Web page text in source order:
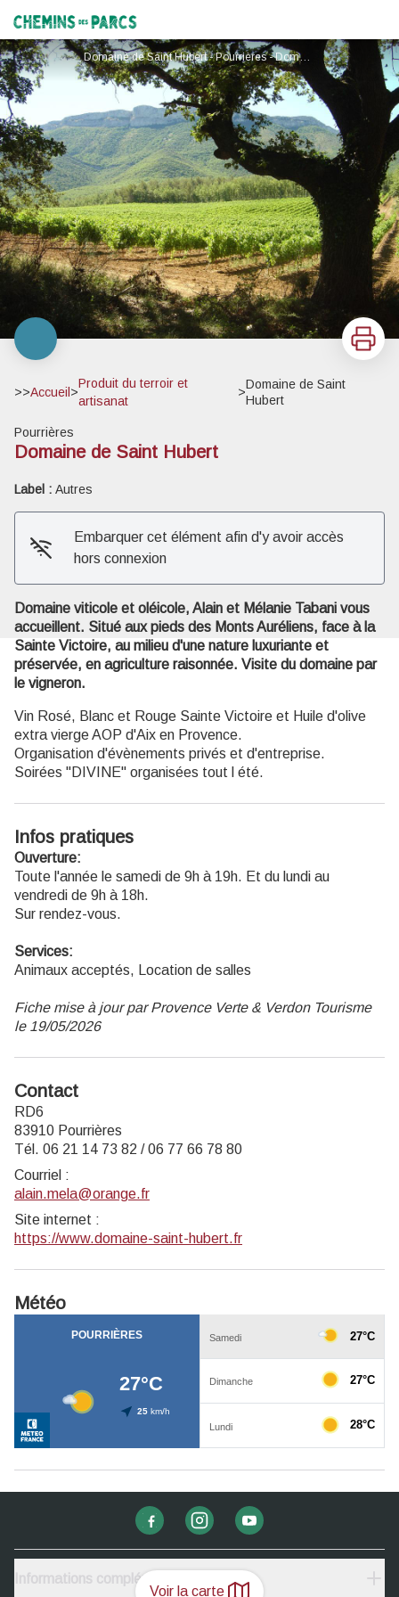
Chemins des Parcs
Voir la carte
Domaine de Saint Hubert - Pourrières - Domaine de Saint Hubert - Pourrières
Imprimer
>>Accueil >
Produit du terroir et
artisanat
>
Domaine de Saint
Hubert
Pourrières
Domaine de Saint Hubert
Label : Autres
Embarquer cet élément afin d'y avoir accès
hors connexion
Domaine viticole et oléicole, Alain et Mélanie Tabani vous
accueillent. Situé aux pieds des Monts Auréliens, face à la
Sainte Victoire, au milieu d'une nature luxuriante et
préservée, en agriculture raisonnée. Visite du domaine par
le vigneron.
Vin Rosé, Blanc et Rouge Sainte Victoire et Huile d'olive
extra vierge AOP d'Aix en Provence.
Organisation d'évènements privés et d'entreprise.
Soirées "DIVINE" organisées tout l été.
Infos pratiques
Ouverture:
Toute l'année le samedi de 9h à 19h. Et du lundi au
vendredi de 9h à 18h.
Sur rendez-vous.
Services:
Animaux acceptés, Location de salles
Fiche mise à jour par Provence Verte & Verdon Tourisme
le 19/05/2026
Contact
RD6
83910 Pourrières
Tél. 06 21 14 73 82 / 06 77 66 78 80
Courriel :
alain.mela@orange.fr
Site internet :
https://www.domaine-saint-hubert.fr
Météo
Informations complémentaires